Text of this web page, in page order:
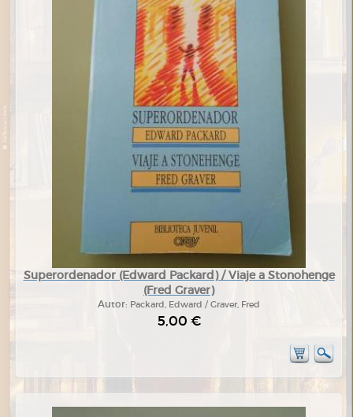
Superordenador (Edward Packard) / Viaje a Stonohenge
(Fred Graver)
Autor: Packard, Edward / Graver, Fred
5,00 €